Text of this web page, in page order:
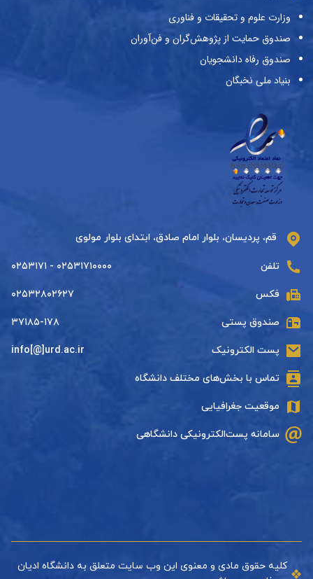
وزارت علوم و تحقیقات و فناوری
صندوق حمایت از پژوهش‌گران و فن‌آوران
صندوق رفاه دانشجویان
بنیاد ملی نخبگان
قم، پردیسان، بلوار امام صادق، ابتدای بلوار مولوی
تلفن ۰۲۵۳۱۷۱۰۰۰۰ - ۰۲۵۳۱۷۱
فکس ۰۲۵۳۲۸۰۲۶۲۷
صندوق پستی ۳۷۱۸۵-۱۷۸
پست الکترونیک info[@]urd.ac.ir
تماس با بخش‌های مختلف دانشگاه
موقعیت جغرافیایی
سامانه پست‌الکترونیکی دانشگاهی
کلیه حقوق مادی و معنوی این وب سایت متعلق به دانشگاه ادیان